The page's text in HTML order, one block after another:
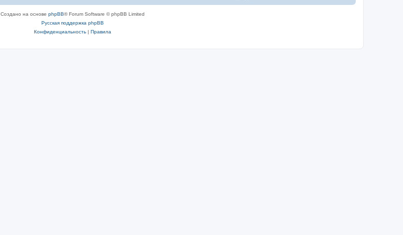
Создано на основе phpBB® Forum Software © phpBB Limited
Русская поддержка phpBB
Конфиденциальность| Правила